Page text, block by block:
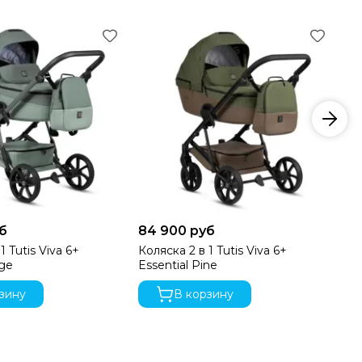
автокресла к коляске Tutis. Независимо от
ребенка из машины в коляску.
а также сможете наслаждаться удобством и
Tutis Viva 6+
84 900 руб
Коляска 2 в 1 Tutis Viva 6+
Essential Pine
В корзину